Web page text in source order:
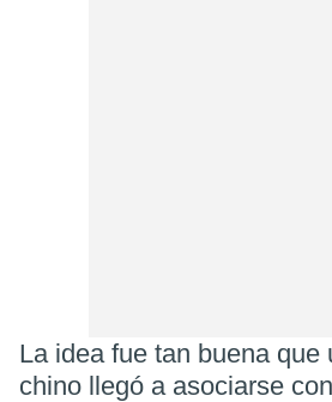
La idea fue tan buena que
chino llegó a asociarse